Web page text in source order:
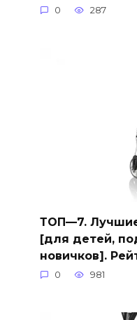
0 287
ТОП—7.
[для детей,
новичков].
0 981